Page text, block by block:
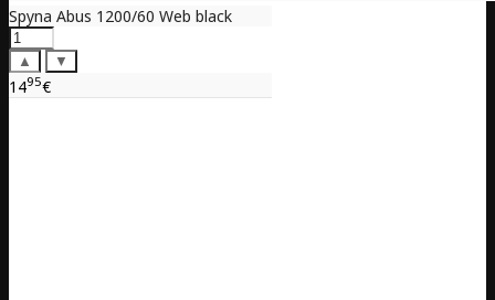
Spyna Abus 1200/60 Web black
▲ ▼
1495€